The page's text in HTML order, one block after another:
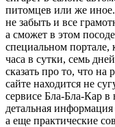
питомцев или же
не забыть и все
а сможет в этом
специальном портале,
часа в сутки, семь
сказать про то, что
сайте находится не
сервисе Бла-Бла-Кар
детальная
а еще практические